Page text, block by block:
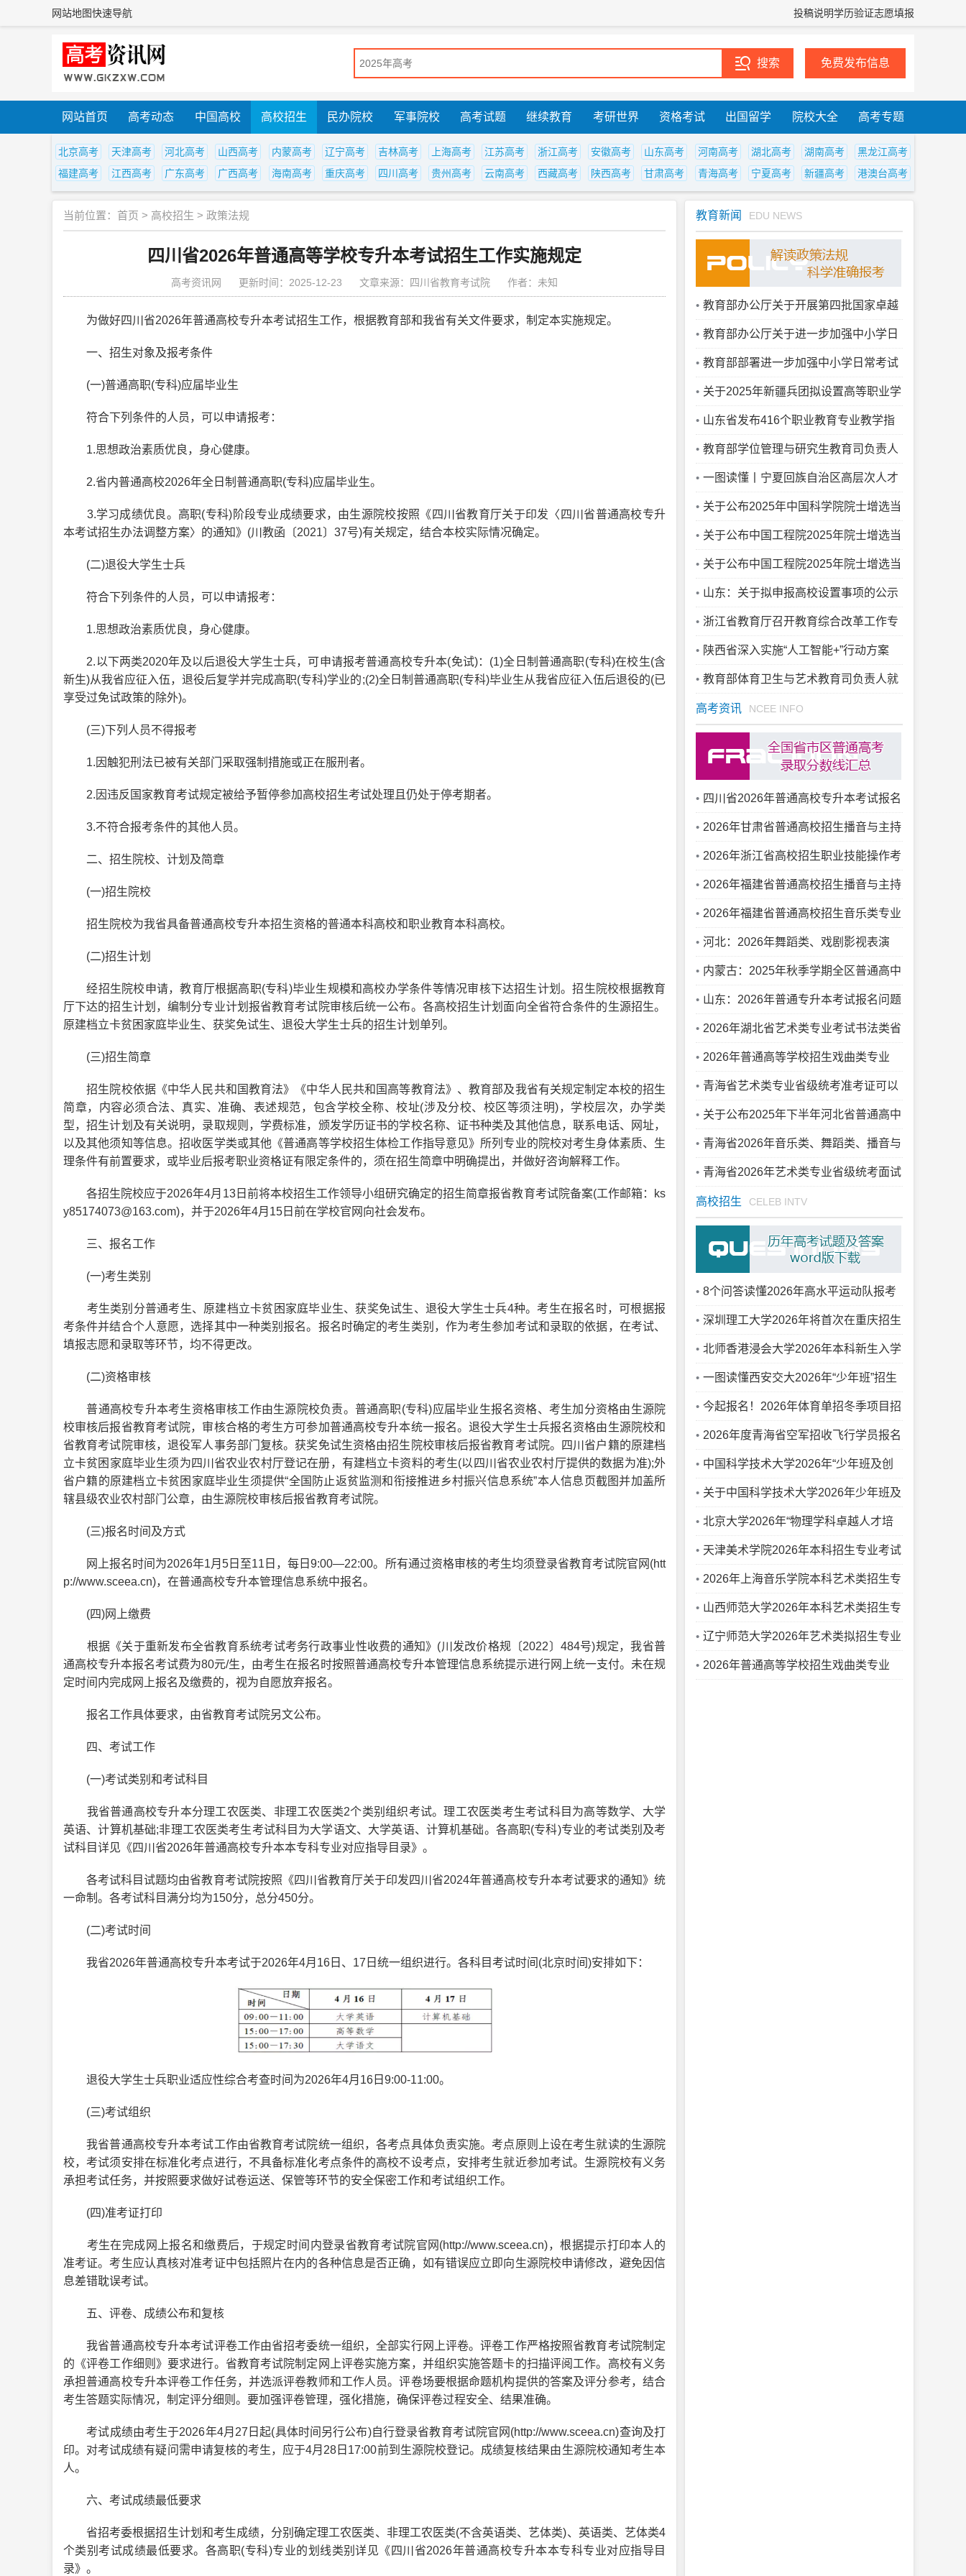
网站地图快速导航 投稿说明学历验证志愿填报
免费发布信息
网站首页 高考动态 中国高校 高校招生 民办院校 军事院校 高考试题 继续教育 考研世界 资格考试 出国留学 院校大全 高考专题
北京高考 天津高考 河北高考 山西高考 内蒙高考 辽宁高考 吉林高考 上海高考 江苏高考 浙江高考 安徽高考 山东高考 河南高考 湖北高考 湖南高考
黑龙江高考
福建高考
江西高考 广东高考 广西高考 海南高考 重庆高考 四川高考 贵州高考 云南高考 西藏高考 陕西高考 甘肃高考 青海高考 宁夏高考 新疆高考 港澳台高考
当前位置： 首页 > 高校招生 > 政策法规
四川省2026年普通高等学校专升本考试招生工作实施规定
高考资讯网 更新时间：2025-12-23 文章来源：四川省教育考试院 作者：未知
为做好四川省2026年普通高校专升本考试招生工作，根据教育部和我省有关文件要求，制定本实施规定。
一、招生对象及报考条件
(一)普通高职(专科)应届毕业生
符合下列条件的人员，可以申请报考：
1.思想政治素质优良，身心健康。
2.省内普通高校2026年全日制普通高职(专科)应届毕业生。
3.学习成绩优良。高职(专科)阶段专业成绩要求，由生源院校按照《四川省教育厅关于印发〈四川省普通高校专升
本考试招生办法调整方案〉的通知》(川教函〔2021〕37号)有关规定，结合本校实际情况确定。
(二)退役大学生士兵
符合下列条件的人员，可以申请报考：
1.思想政治素质优良，身心健康。
2.以下两类2020年及以后退役大学生士兵，可申请报考普通高校专升本(免试)：(1)全日制普通高职(专科)在校生(含
新生)从我省应征入伍，退役后复学并完成高职(专科)学业的;(2)全日制普通高职(专科)毕业生从我省应征入伍后退役的(已
享受过免试政策的除外)。
(三)下列人员不得报考
1.因触犯刑法已被有关部门采取强制措施或正在服刑者。
2.因违反国家教育考试规定被给予暂停参加高校招生考试处理且仍处于停考期者。
3.不符合报考条件的其他人员。
二、招生院校、计划及简章
(一)招生院校
招生院校为我省具备普通高校专升本招生资格的普通本科高校和职业教育本科高校。
(二)招生计划
经招生院校申请，教育厅根据高职(专科)毕业生规模和高校办学条件等情况审核下达招生计划。招生院校根据教育
厅下达的招生计划，编制分专业计划报省教育考试院审核后统一公布。各高校招生计划面向全省符合条件的生源招生。
原建档立卡贫困家庭毕业生、获奖免试生、退役大学生士兵的招生计划单列。
(三)招生简章
招生院校依据《中华人民共和国教育法》《中华人民共和国高等教育法》、教育部及我省有关规定制定本校的招生
简章，内容必须合法、真实、准确、表述规范，包含学校全称、校址(涉及分校、校区等须注明)，学校层次，办学类
型，招生计划及有关说明，录取规则，学费标准，颁发学历证书的学校名称、证书种类及其他信息，联系电话、网址，
以及其他须知等信息。招收医学类或其他《普通高等学校招生体检工作指导意见》所列专业的院校对考生身体素质、生
理条件有前置要求，或毕业后报考职业资格证有限定条件的，须在招生简章中明确提出，并做好咨询解释工作。
各招生院校应于2026年4月13日前将本校招生工作领导小组研究确定的招生简章报省教育考试院备案(工作邮箱：ks
y85174073@163.com)，并于2026年4月15日前在学校官网向社会发布。
三、报名工作
(一)考生类别
考生类别分普通考生、原建档立卡贫困家庭毕业生、获奖免试生、退役大学生士兵4种。考生在报名时，可根据报
考条件并结合个人意愿，选择其中一种类别报名。报名时确定的考生类别，作为考生参加考试和录取的依据，在考试、
填报志愿和录取等环节，均不得更改。
(二)资格审核
普通高校专升本考生资格审核工作由生源院校负责。普通高职(专科)应届毕业生报名资格、考生加分资格由生源院
校审核后报省教育考试院，审核合格的考生方可参加普通高校专升本统一报名。退役大学生士兵报名资格由生源院校和
省教育考试院审核，退役军人事务部门复核。获奖免试生资格由招生院校审核后报省教育考试院。四川省户籍的原建档
立卡贫困家庭毕业生须为四川省农业农村厅登记在册，有建档立卡资料的考生(以四川省农业农村厅提供的数据为准);外
省户籍的原建档立卡贫困家庭毕业生须提供“全国防止返贫监测和衔接推进乡村振兴信息系统”本人信息页截图并加盖所
辖县级农业农村部门公章，由生源院校审核后报省教育考试院。
(三)报名时间及方式
网上报名时间为2026年1月5日至11日，每日9:00—22:00。所有通过资格审核的考生均须登录省教育考试院官网(htt
p://www.sceea.cn)，在普通高校专升本管理信息系统中报名。
(四)网上缴费
根据《关于重新发布全省教育系统考试考务行政事业性收费的通知》(川发改价格规〔2022〕484号)规定，我省普
通高校专升本报名考试费为80元/生，由考生在报名时按照普通高校专升本管理信息系统提示进行网上统一支付。未在规
定时间内完成网上报名及缴费的，视为自愿放弃报名。
报名工作具体要求，由省教育考试院另文公布。
四、考试工作
(一)考试类别和考试科目
我省普通高校专升本分理工农医类、非理工农医类2个类别组织考试。理工农医类考生考试科目为高等数学、大学
英语、计算机基础;非理工农医类考生考试科目为大学语文、大学英语、计算机基础。各高职(专科)专业的考试类别及考
试科目详见《四川省2026年普通高校专升本本专科专业对应指导目录》。
各考试科目试题均由省教育考试院按照《四川省教育厅关于印发四川省2024年普通高校专升本考试要求的通知》统
一命制。各考试科目满分均为150分，总分450分。
(二)考试时间
我省2026年普通高校专升本考试于2026年4月16日、17日统一组织进行。各科目考试时间(北京时间)安排如下：
退役大学生士兵职业适应性综合考查时间为2026年4月16日9:00-11:00。
(三)考试组织
我省普通高校专升本考试工作由省教育考试院统一组织，各考点具体负责实施。考点原则上设在考生就读的生源院
校，考试须安排在标准化考点进行，不具备标准化考点条件的高校不设考点，安排考生就近参加考试。生源院校有义务
承担考试任务，并按照要求做好试卷运送、保管等环节的安全保密工作和考试组织工作。
(四)准考证打印
考生在完成网上报名和缴费后，于规定时间内登录省教育考试院官网(http://www.sceea.cn)，根据提示打印本人的
准考证。考生应认真核对准考证中包括照片在内的各种信息是否正确，如有错误应立即向生源院校申请修改，避免因信
息差错耽误考试。
五、评卷、成绩公布和复核
我省普通高校专升本考试评卷工作由省招考委统一组织，全部实行网上评卷。评卷工作严格按照省教育考试院制定
的《评卷工作细则》要求进行。省教育考试院制定网上评卷实施方案，并组织实施答题卡的扫描评阅工作。高校有义务
承担普通高校专升本评卷工作任务，并选派评卷教师和工作人员。评卷场要根据命题机构提供的答案及评分参考，结合
考生答题实际情况，制定评分细则。要加强评卷管理，强化措施，确保评卷过程安全、结果准确。
考试成绩由考生于2026年4月27日起(具体时间另行公布)自行登录省教育考试院官网(http://www.sceea.cn)查询及打
印。对考试成绩有疑问需申请复核的考生，应于4月28日17:00前到生源院校登记。成绩复核结果由生源院校通知考生本
人。
六、考试成绩最低要求
省招考委根据招生计划和考生成绩，分别确定理工农医类、非理工农医类(不含英语类、艺体类)、英语类、艺体类4
个类别考试成绩最低要求。各高职(专科)专业的划线类别详见《四川省2026年普通高校专升本本专科专业对应指导目
录》。
教育新闻 EDU NEWS
教育部办公厅关于开展第四批国家卓越
工程师学院建设工作的通知
教育部办公厅关于进一步加强中小学日
常考试管理的通知
教育部部署进一步加强中小学日常考试
管理工作
关于2025年新疆兵团拟设置高等职业学
校的公示
山东省发布416个职业教育专业教学指
导方案
教育部学位管理与研究生教育司负责人
就《卓越工程师教育认证标准》答记者问
一图读懂丨宁夏回族自治区高层次人才
优厚待遇实施办法
关于公布2025年中国科学院院士增选当
选院士名单的公告
关于公布中国工程院2025年院士增选当
选外籍院士名单的公告
关于公布中国工程院2025年院士增选当
选院士名单的公告
山东：关于拟申报高校设置事项的公示
浙江省教育厅召开教育综合改革工作专
题推进会
陕西省深入实施“人工智能+”行动方案
（2025-2027年）
教育部体育卫生与艺术教育司负责人就
《关于实施学生体质强健计划的意见》答
记者问
高考资讯 NCEE INFO
四川省2026年普通高校专升本考试报名
通告
2026年甘肃省普通高校招生播音与主持
类专业统考考生指南
2026年浙江省高校招生职业技能操作考
试艺术类、其他类（除汽车专业外）考试
成绩已发布
2026年福建省普通高校招生播音与主持
类专业省级统一考试温馨提醒
2026年福建省普通高校招生音乐类专业
省级统一考试面试温馨提醒
河北：2026年舞蹈类、戏剧影视表演
类、戏剧影视导演类、音乐类专业统考考
生，今天起可打印《准考证》
内蒙古：2025年秋季学期全区普通高中
学业水平合格性考试考前指南
山东：2026年普通专升本考试报名问题
解答（30问）
2026年湖北省艺术类专业考试书法类省
级统考成绩查询
2026年普通高等学校招生戏曲类专业
（川剧）省际联考常见问题解答
青海省艺术类专业省级统考准考证可以
打印啦！
关于公布2025年下半年河北省普通高中
学业水平合格性考试考生成绩的公告
青海省2026年音乐类、舞蹈类、播音与
主持类、表（导）演类专业省级统考温馨
提示
青海省2026年艺术类专业省级统考面试
科目考试流程
高校招生 CELEB INTV
8个问答读懂2026年高水平运动队报考
关键
深圳理工大学2026年将首次在重庆招生
北师香港浸会大学2026年本科新生入学
奖学金实施办法
一图读懂西安交大2026年“少年班”招生
政策
今起报名！2026年体育单招冬季项目招
生人数来了
2026年度青海省空军招收飞行学员报名
须知
中国科学技术大学2026年“少年班及创
新试点班” 报名常见问题解答
关于中国科学技术大学2026年少年班及
创新试点班报名的通知
北京大学2026年“物理学科卓越人才培
养计划”初审结果查询通知
天津美术学院2026年本科招生专业考试
大纲
2026年上海音乐学院本科艺术类招生专
业目录及考试大纲
山西师范大学2026年本科艺术类招生专
业与省级统考子科类对照表
辽宁师范大学2026年艺术类拟招生专业
与省统考科类对照表
2026年普通高等学校招生戏曲类专业